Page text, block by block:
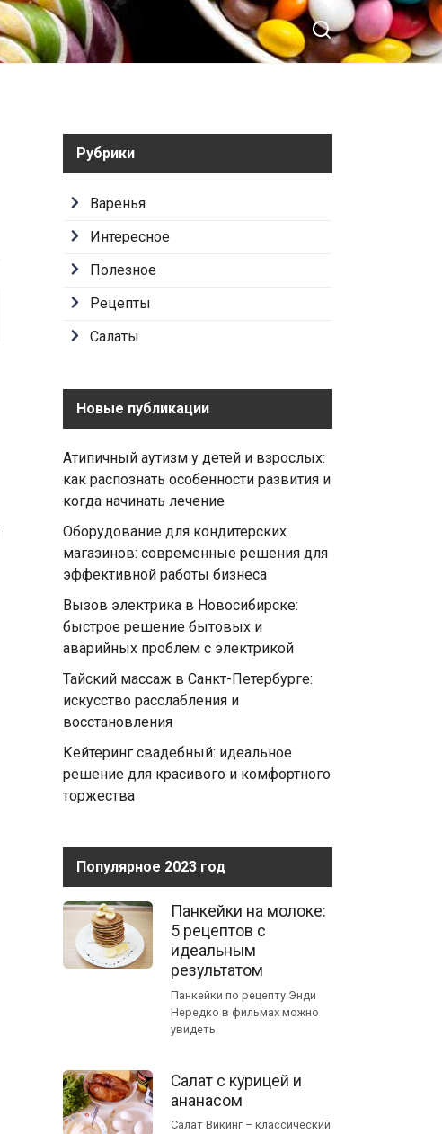
Рубрики
Варенья
Интересное
Полезное
Рецепты
Салаты
Новые публикации
Атипичный аутизм у детей и взрослых:
как распознать особенности развития и
когда начинать лечение
Оборудование для кондитерских
магазинов: современные решения для
эффективной работы бизнеса
Вызов электрика в Новосибирске:
быстрое решение бытовых и
аварийных проблем с электрикой
Тайский массаж в Санкт-Петербурге:
искусство расслабления и
восстановления
Кейтеринг свадебный: идеальное
решение для красивого и комфортного
торжества
Популярное 2023 год
Панкейки на молоке:
5 рецептов с
идеальным
результатом
Панкейки по рецепту Энди
Нередко в фильмах можно
увидеть
Салат с курицей и
ананасом
Салат Викинг – классический